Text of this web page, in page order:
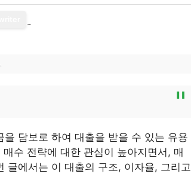
담보로 하여 대출을 받을 수 있는 유용
수 전략에 대한 관심이 높아지면서, 매
글에서는 이 대출의 구조, 이자율, 그리고